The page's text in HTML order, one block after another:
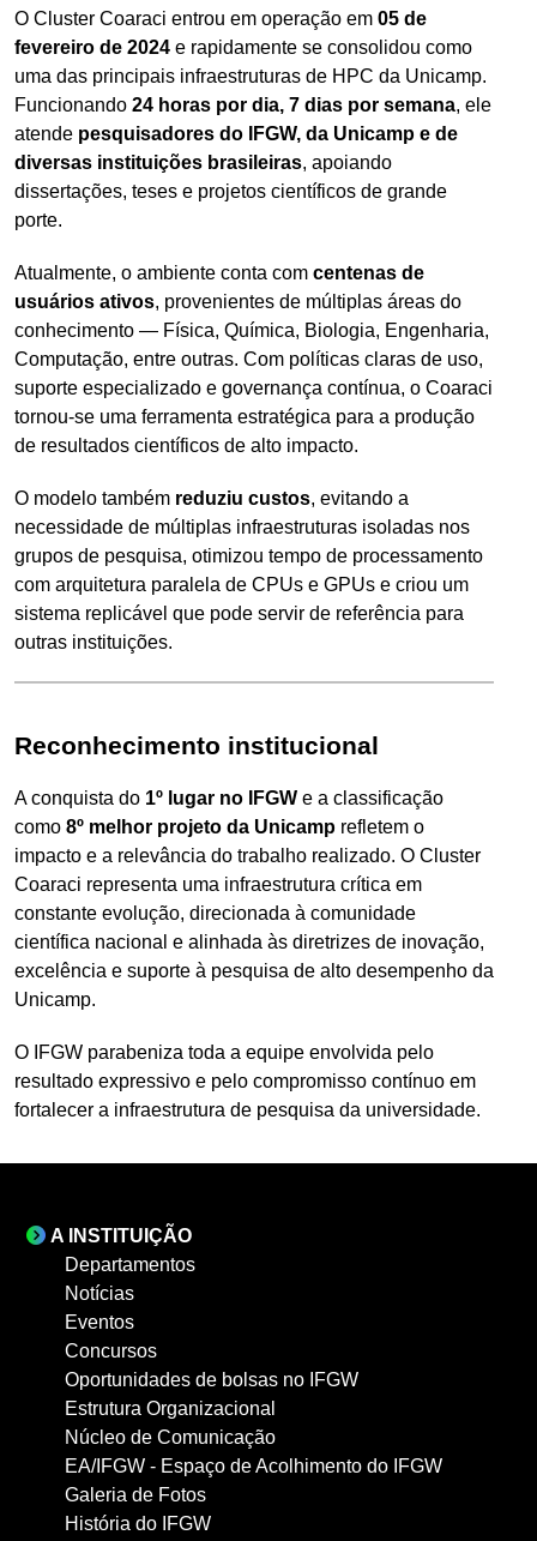
O Cluster Coaraci entrou em operação em 05 de
fevereiro de 2024 e rapidamente se consolidou como
uma das principais infraestruturas de HPC da Unicamp.
Funcionando 24 horas por dia, 7 dias por semana, ele
atende pesquisadores do IFGW, da Unicamp e de
diversas instituições brasileiras, apoiando
dissertações, teses e projetos científicos de grande
porte.
Atualmente, o ambiente conta com centenas de
usuários ativos, provenientes de múltiplas áreas do
conhecimento — Física, Química, Biologia, Engenharia,
Computação, entre outras. Com políticas claras de uso,
suporte especializado e governança contínua, o Coaraci
tornou-se uma ferramenta estratégica para a produção
de resultados científicos de alto impacto.
O modelo também reduziu custos, evitando a
necessidade de múltiplas infraestruturas isoladas nos
grupos de pesquisa, otimizou tempo de processamento
com arquitetura paralela de CPUs e GPUs e criou um
sistema replicável que pode servir de referência para
outras instituições.
Reconhecimento institucional
A conquista do 1º lugar no IFGW e a classificação
como 8º melhor projeto da Unicamp refletem o
impacto e a relevância do trabalho realizado. O Cluster
Coaraci representa uma infraestrutura crítica em
constante evolução, direcionada à comunidade
científica nacional e alinhada às diretrizes de inovação,
excelência e suporte à pesquisa de alto desempenho da
Unicamp.
O IFGW parabeniza toda a equipe envolvida pelo
resultado expressivo e pelo compromisso contínuo em
fortalecer a infraestrutura de pesquisa da universidade.
A INSTITUIÇÃO
Departamentos
Notícias
Eventos
Concursos
Oportunidades de bolsas no IFGW
Estrutura Organizacional
Núcleo de Comunicação
EA/IFGW - Espaço de Acolhimento do IFGW
Galeria de Fotos
História do IFGW